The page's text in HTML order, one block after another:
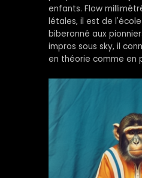
enfants. Flow
létales, il est de
biberonné aux
impros sous sky, il
en théorie comme en